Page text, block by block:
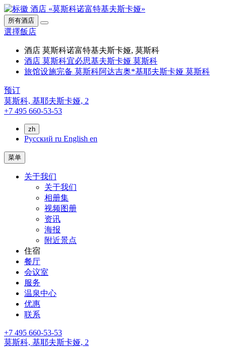
所有酒店
選擇飯店
酒店 莫斯科诺富特基夫斯卡娅, 莫斯科
酒店 莫斯科宜必思基夫斯卡娅 莫斯科
旅馆设施完备 莫斯科阿达吉奥*基耶夫斯卡娅 莫斯科
预订
莫斯科, 基耶夫斯卡娅, 2
+7 495 660-53-53
zh
Русский ru English en
菜单
关于我们
关于我们
相册集
视频图册
资讯
海报
附近景点
住宿
餐厅
会议室
服务
温泉中心
优惠
联系
+7 495 660-53-53
莫斯科, 基耶夫斯卡娅, 2